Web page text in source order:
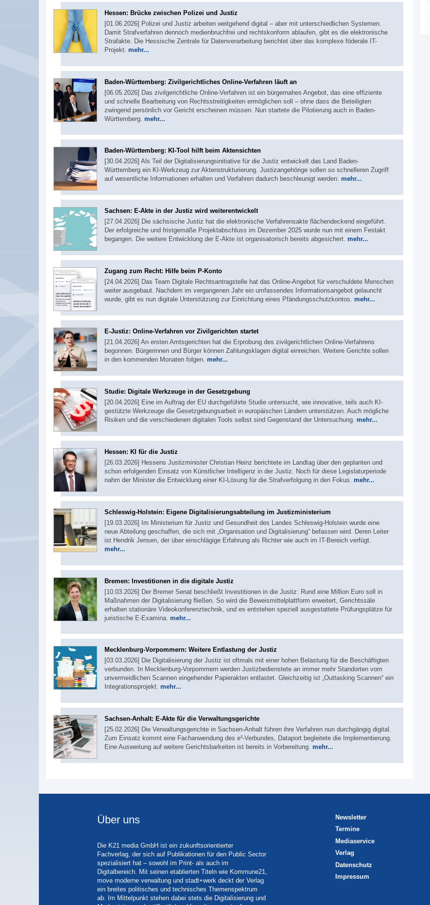
Hessen: Brücke zwischen Polizei und Justiz
[01.06.2026] Polizei und Justiz arbeiten weitgehend digital – aber mit unterschiedlichen Systemen.
Damit Strafverfahren dennoch medienbruchfrei und rechtskonform ablaufen, gibt es die elektronische
Strafakte. Die Hessische Zentrale für Datenverarbeitung berichtet über das komplexe föderale IT-
Projekt. mehr...
Baden-Württemberg: Zivilgerichtliches Online-Verfahren läuft an
[06.05.2026] Das zivilgerichtliche Online-Verfahren ist ein bürgernahes Angebot, das eine effiziente
und schnelle Bearbeitung von Rechtsstreitigkeiten ermöglichen soll – ohne dass die Beteiligten
zwingend persönlich vor Gericht erscheinen müssen. Nun startete die Pilotierung auch in Baden-
Württemberg. mehr...
Baden-Württemberg: KI-Tool hilft beim Aktensichten
[30.04.2026] Als Teil der Digitalisierungsinitiative für die Justiz entwickelt das Land Baden-
Württemberg ein KI-Werkzeug zur Aktenstrukturierung. Justizangehörige sollen so schnelleren Zugriff
auf wesentliche Informationen erhalten und Verfahren dadurch beschleunigt werden. mehr...
Sachsen: E-Akte in der Justiz wird weiterentwickelt
[27.04.2026] Die sächsische Justiz hat die elektronische Verfahrensakte flächendeckend eingeführt.
Der erfolgreiche und fristgemäße Projektabschluss im Dezember 2025 wurde nun mit einem Festakt
begangen. Die weitere Entwicklung der E-Akte ist organisatorisch bereits abgesichert. mehr...
Zugang zum Recht: Hilfe beim P-Konto
[24.04.2026] Das Team Digitale Rechtsantragstelle hat das Online-Angebot für verschuldete Menschen
weiter ausgebaut. Nachdem im vergangenen Jahr ein umfassendes Informationsangebot gelauncht
wurde, gibt es nun digitale Unterstützung zur Einrichtung eines Pfändungsschutzkontos. mehr...
E-Justiz: Online-Verfahren vor Zivilgerichten startet
[21.04.2026] An ersten Amtsgerichten hat die Erprobung des zivilgerichtlichen Online-Verfahrens
begonnen. Bürgerinnen und Bürger können Zahlungsklagen digital einreichen. Weitere Gerichte sollen
in den kommenden Monaten folgen. mehr...
Studie: Digitale Werkzeuge in der Gesetzgebung
[20.04.2026] Eine im Auftrag der EU durchgeführte Studie untersucht, wie innovative, teils auch KI-
gestützte Werkzeuge die Gesetzgebungsarbeit in europäischen Ländern unterstützen. Auch mögliche
Risiken und die verschiedenen digitalen Tools selbst sind Gegenstand der Untersuchung. mehr...
Hessen: KI für die Justiz
[26.03.2026] Hessens Justizminister Christian Heinz berichtete im Landtag über den geplanten und
schon erfolgenden Einsatz von Künstlicher Intelligenz in der Justiz. Noch für diese Legislaturperiode
nahm der Minister die Entwicklung einer KI-Lösung für die Strafverfolgung in den Fokus. mehr...
Schleswig-Holstein: Eigene Digitalisierungsabteilung im Justizministerium
[19.03.2026] Im Ministerium für Justiz und Gesundheit des Landes Schleswig-Holstein wurde eine
neue Abteilung geschaffen, die sich mit „Organisation und Digitalisierung“ befassen wird. Deren Leiter
ist Hendrik Jensen, der über einschlägige Erfahrung als Richter wie auch im IT-Bereich verfügt.
mehr...
Bremen: Investitionen in die digitale Justiz
[10.03.2026] Der Bremer Senat beschließt Investitionen in die Justiz: Rund eine Million Euro soll in
Maßnahmen der Digitalisierung fließen. So wird die Beweismittelplattform erweitert, Gerichtssäle
erhalten stationäre Videokonferenztechnik, und es entstehen speziell ausgestattete Prüfungsplätze für
juristische E-Examina. mehr...
Mecklenburg-Vorpommern: Weitere Entlastung der Justiz
[03.03.2026] Die Digitalisierung der Justiz ist oftmals mit einer hohen Belastung für die Beschäftigten
verbunden. In Mecklenburg-Vorpommern werden Justizbedienstete an immer mehr Standorten vom
unvermeidlichen Scannen eingehender Papierakten entlastet. Gleichzeitig ist „Outtasking Scannen“ ein
Integrationsprojekt. mehr...
Sachsen-Anhalt: E-Akte für die Verwaltungsgerichte
[25.02.2026] Die Verwaltungsgerichte in Sachsen-Anhalt führen ihre Verfahren nun durchgängig digital.
Zum Einsatz kommt eine Fachanwendung des e²-Verbundes, Dataport begleitete die Implementierung.
Eine Ausweitung auf weitere Gerichtsbarkeiten ist bereits in Vorbereitung. mehr...
Über uns
Die K21 media GmbH ist ein zukunftsorientierter
Fachverlag, der sich auf Publikationen für den Public Sector
spezialisiert hat – sowohl im Print- als auch im
Digitalbereich. Mit seinen etablierten Titeln wie Kommune21,
move moderne verwaltung und stadt+werk deckt der Verlag
ein breites politisches und technisches Themenspektrum
ab. Im Mittelpunkt stehen dabei stets die Digitalisierung und
Newsletter
Termine
Mediaservice
Verlag
Datenschutz
Impressum